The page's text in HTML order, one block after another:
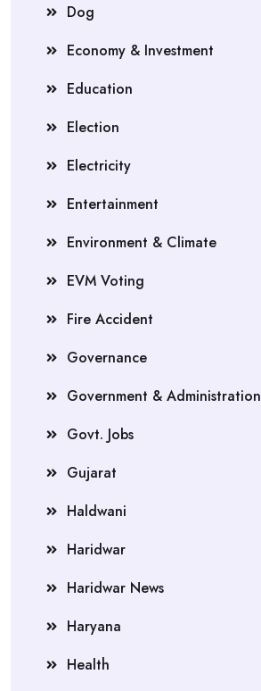
Dog
Economy & Investment
Education
Election
Electricity
Entertainment
Environment & Climate
EVM Voting
Fire Accident
Governance
Government & Administration
Govt. Jobs
Gujarat
Haldwani
Haridwar
Haridwar News
Haryana
Health